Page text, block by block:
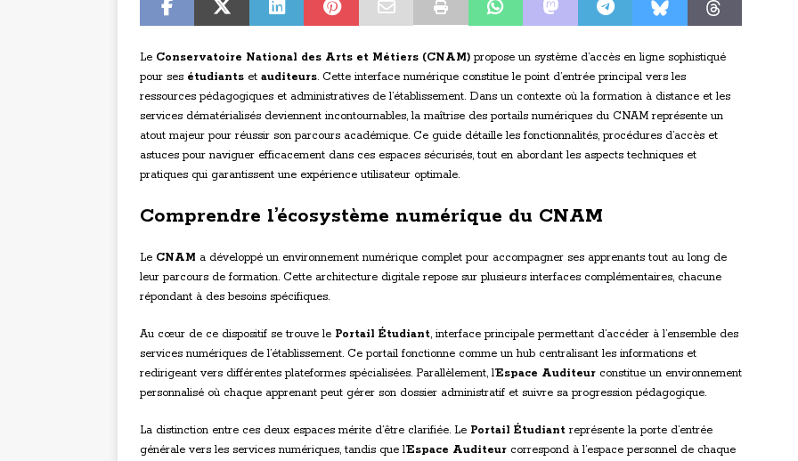
Le Conservatoire National des Arts et Métiers (CNAM) propose un système d’accès en ligne sophistiqué
pour ses étudiants et auditeurs. Cette interface numérique constitue le point d’entrée principal vers les
ressources pédagogiques et administratives de l’établissement. Dans un contexte où la formation à distance et les
services dématérialisés deviennent incontournables, la maîtrise des portails numériques du CNAM représente un
atout majeur pour réussir son parcours académique. Ce guide détaille les fonctionnalités, procédures d’accès et
astuces pour naviguer efficacement dans ces espaces sécurisés, tout en abordant les aspects techniques et
pratiques qui garantissent une expérience utilisateur optimale.
Comprendre l’écosystème numérique du CNAM
Le CNAM a développé un environnement numérique complet pour accompagner ses apprenants tout au long de
leur parcours de formation. Cette architecture digitale repose sur plusieurs interfaces complémentaires, chacune
répondant à des besoins spécifiques.
Au cœur de ce dispositif se trouve le Portail Étudiant, interface principale permettant d’accéder à l’ensemble des
services numériques de l’établissement. Ce portail fonctionne comme un hub centralisant les informations et
redirigeant vers différentes plateformes spécialisées. Parallèlement, l’Espace Auditeur constitue un environnement
personnalisé où chaque apprenant peut gérer son dossier administratif et suivre sa progression pédagogique.
La distinction entre ces deux espaces mérite d’être clarifiée. Le Portail Étudiant représente la porte d’entrée
générale vers les services numériques, tandis que l’Espace Auditeur correspond à l’espace personnel de chaque